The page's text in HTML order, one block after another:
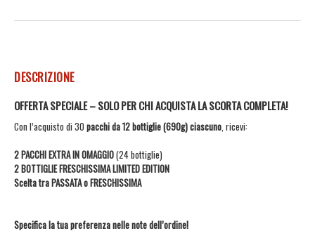
DESCRIZIONE
OFFERTA SPECIALE – SOLO PER CHI ACQUISTA LA SCORTA COMPLETA!
Con l’acquisto di 30 pacchi da 12 bottiglie (690g) ciascuno, ricevi:
2 PACCHI EXTRA IN OMAGGIO(24 bottiglie)
2 BOTTIGLIE FRESCHISSIMA LIMITED EDITION
Scelta tra PASSATA o FRESCHISSIMA
Specifica la tua preferenza nelle note dell’ordine!